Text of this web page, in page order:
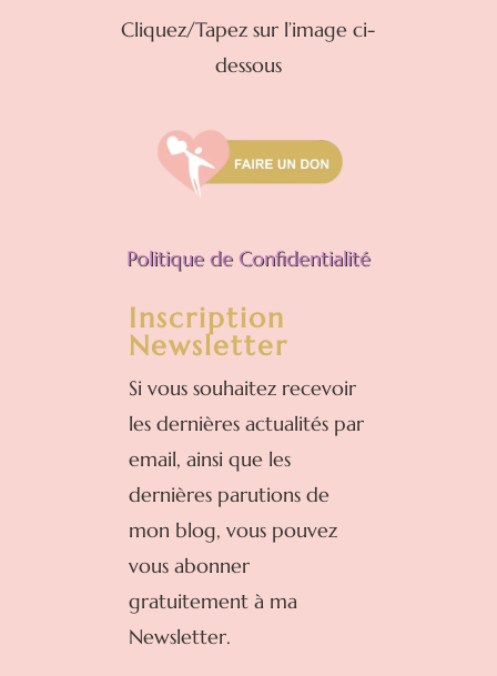
Cliquez/Tapez sur l’image ci-
dessous
Politique de Confidentialité
Inscription
Newsletter
Si vous souhaitez recevoir
les dernières actualités par
email, ainsi que les
dernières parutions de
mon blog, vous pouvez
vous abonner
gratuitement à ma
Newsletter.